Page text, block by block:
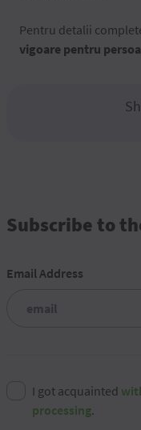
Pentru detalii
vigoare pentru
Subscribe to
Email Address
I got acquainted
processing.